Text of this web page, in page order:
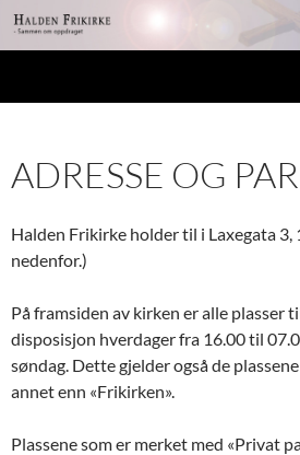
Hopp
ADRESSE OG
Halden Frikirke holder til i Laxegata 3,
nedenfor.)
På framsiden av kirken er alle plasser
disposisjon hverdager fra 16.00 til
søndag. Dette gjelder også de
annet enn «Frikirken».
Plassene som er merket med «Privat